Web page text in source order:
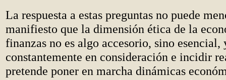
La respuesta a estas preguntas no puede
manifiesto que la dimensión ética de la
finanzas no es algo accesorio, sino esencial,
constantemente en consideración e incidir
pretende poner en marcha dinámicas